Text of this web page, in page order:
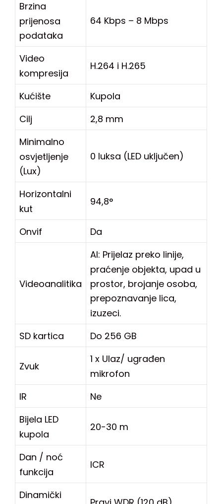
Brzina
prijenosa
podataka
64 Kbps – 8 Mbps
Video
kompresija
H.264 i H.265
Kućište
Kupola
Cilj
2,8 mm
Minimalno
osvjetljenje
(Lux)
0 luksa (LED uključen)
Horizontalni
kut
94,8°
Onvif Da
Videoanalitika
AI: Prijelaz preko linije,
praćenje objekta, upad u
prostor, brojanje osoba,
prepoznavanje lica,
izuzeci.
SD kartica
Do 256 GB
Zvuk
1 x Ulaz/ ugrađen
mikrofon
IR
Ne
Bijela LED
kupola
20-30 m
Dan / noć
funkcija
ICR
Dinamički